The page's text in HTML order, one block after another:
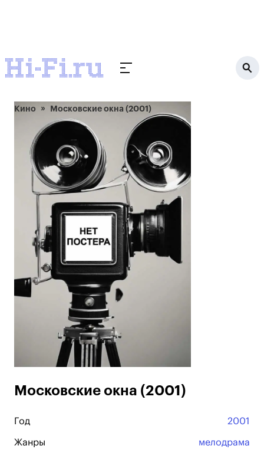
Кино Московские окна (2001)
Московские окна (2001)
Год 2001
Жанры мелодрама